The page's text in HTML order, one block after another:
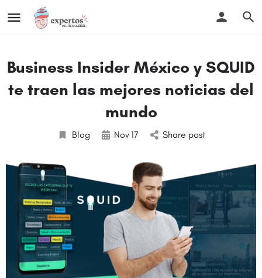
Business Insider México y SQUID
te traen las mejores noticias del
mundo
Blog Nov17 Share post